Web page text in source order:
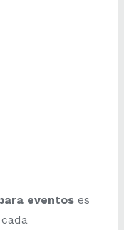
eventos es